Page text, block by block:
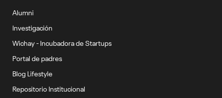
Alumni
Investigación
Wichay - Incubadora de Startups
Portal de padres
Blog Lifestyle
Repositorio Institucional